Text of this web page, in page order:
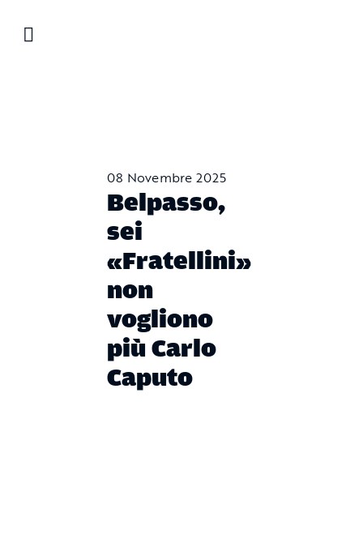
08 Novembre 2025
Belpasso,
sei
«Fratellini»
non
vogliono
più Carlo
Caputo